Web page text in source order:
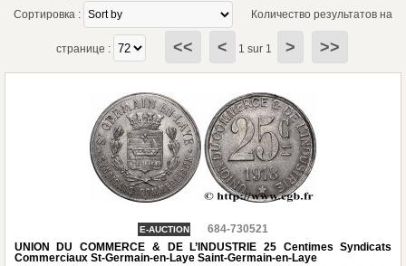
Сортировка : Количество результатов на
странице : << < 1 sur 1 > >>
E-AUCTION
684-730521
UNION DU COMMERCE & DE L’INDUSTRIE 25 Centimes Syndicats
Commerciaux St-Germain-en-Laye Saint-Germain-en-Laye